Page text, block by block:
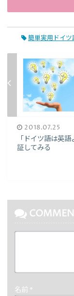
簡単実用ドイツ
2018.07.25
「ドイツ語は英
証してみる
名前 *